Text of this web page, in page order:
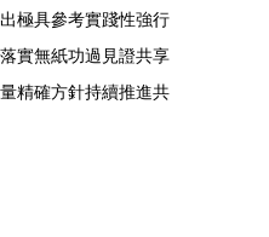
極具參考實踐性強行
實無紙功過見證共享
精確方針持續推進共